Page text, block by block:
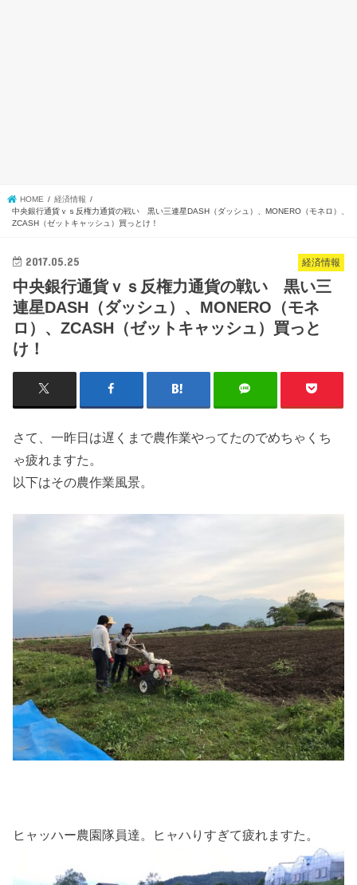
HOME
経済情報
中央銀行通貨ｖｓ反権力通貨の戦い 黒い三連星DASH（ダッシュ）、MONERO（モネロ）、
ZCASH（ゼットキャッシュ）買っとけ！
経済情報
2017.05.25
中央銀行通貨ｖｓ反権力通貨の戦い 黒い三
連星DASH（ダッシュ）、MONERO（モネ
ロ）、ZCASH（ゼットキャッシュ）買っと
け！
さて、一昨日は遅くまで農作業やってたのでめちゃくち
ゃ疲れますた。
以下はその農作業風景。
ヒャッハー農園隊員達。ヒャハりすぎて疲れますた。